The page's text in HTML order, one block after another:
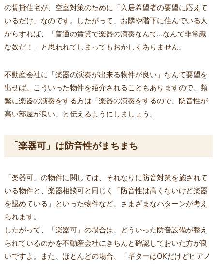
の賃貸住宅が、空室対策のために「入居希望者の要望に応えて
いるだけ」なのです。したがって、お隣や階下に住んでいる人
からすれば、「普通の賃貸で楽器の演奏なんて…なんて非常識
な奴だ！」と思われてしまってもおかしくありません。
不動産会社に「楽器の演奏が出来る物件が良い」なんて要望を
出せば、こういった物件を紹介されることもありますので、頻
繁に楽器の演奏をする方は「楽器の演奏をするので、防音性が
高い部屋が良い」と伝えるようにしましょう。
「楽器可」は防音性がまちまち
「楽器可」の物件に関しては、それなりに防音対策を施されて
いる物件と、楽器相談可と同じく「防音性は高くないけど楽器
を認めている」といった物件など、さまざまなパターンが考え
られます。
したがって、「楽器可」の場合は、どういった防音設備が整え
られているのかを不動産会社にきちんと確認しておいた方が良
いですよ。また、ほとんどの場合、「ギターはOKだけどピアノ